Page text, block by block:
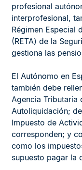
profesional
interprofesional,
Régimen Especial
(RETA) de la
gestiona las
El Autónomo en
también debe
Agencia
Autoliquidación;
Impuesto de
corresponden; y
como los
supuesto pagar la